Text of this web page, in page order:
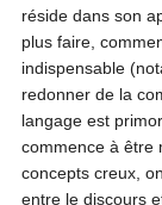
réside dans son
plus faire,
indispensable
redonner de la
langage est
commence à être
concepts creux,
entre le discours